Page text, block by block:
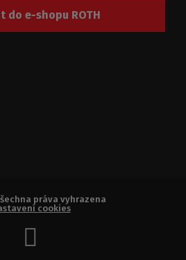
do e-shopu ROTH
práva vyhrazena
cookies